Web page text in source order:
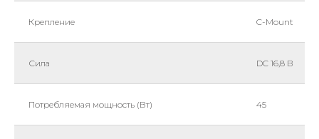
Крепление C-Mount
Сила DC 16,8 В
Потребляемая мощность (Вт) 45